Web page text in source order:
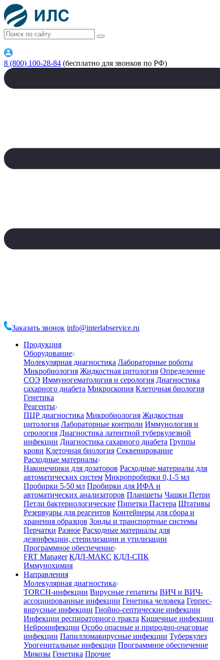
8 (800) 100-28-84 (бесплатно для звонков по РФ)
Заказать звонок info@interlabservice.ru
Продукция
Оборудование
Молекулярная диагностика Лабораторные роботы
Микробиология Жидкостная цитология Определение
СОЭ Иммуногематология и серология Диагностика
сахарного диабета Микроскопия Клеточная биология
Генетика
Реагенты
ПЦР диагностика Микробиология Жидкостная
цитология Лабораторные контроли Иммунология и
серология Диагностика латентной туберкулезной
инфекции Диагностика сахарного диабета Группы
крови Клеточная биология Секвенирование
Расходные материалы
Наконечники для дозаторов Расходные материалы для
автоматических систем Микропробирки 0,1-5 мл
Пробирки 5-50 мл Пробирки для ИФА и
автоматических анализаторов Планшеты Чашки Петри
Петли бактериологические Пипетки Пастера Штативы
Резервуары для реагентов Контейнеры для сбора и
хранения образцов Зонды и транспортные системы
Перчатки Разное Расходные материалы для
дезинфекции, стерилизации и утилизации
Программное обеспечение
FRT Manager КДЛ-МАКС КДЛ-СПК
Иммунохимия
Направления
Молекулярная диагностика
TORCH-инфекции Вирусные гепатиты ВИЧ и ВИЧ-
ассоциированные инфекции Генетика человека Герпес-
вирусные инфекции Гнойно-септические инфекции
Инфекции респираторного тракта Кишечные инфекции
Нейроинфекции Особо опасные и природно-очаговые
инфекции Папилломавирусные инфекции Туберкулез
Урогенитальные инфекции Программное обеспечение
Микозы Генетика Прочие